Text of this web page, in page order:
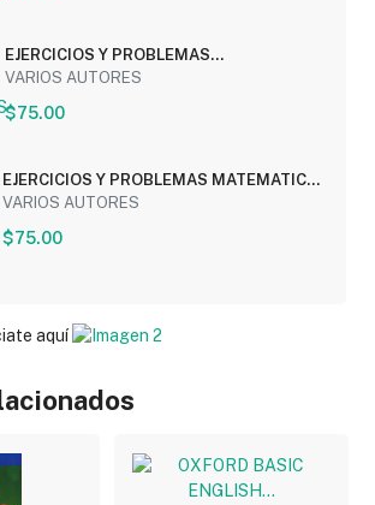
EJERCICIOS Y PROBLEMAS
MATEMATICOS 3 PRIMARIA...
VARIOS AUTORES
$75.00
EJERCICIOS Y PROBLEMAS MATEMATICOS
4 PRIMARIA...
VARIOS AUTORES
$75.00
aquí